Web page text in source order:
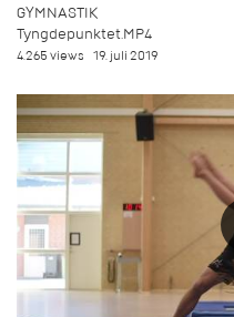
GYMNASTIK
Tyngdepunktet.MP4
4.265 views 19. juli 2019